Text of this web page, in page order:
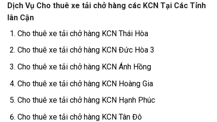
Dịch Vụ Cho thuê xe tải chở hàng các KCN Tại Các Tỉnh
lân Cận
Cho thuê xe tải chở hàng KCN Thái Hòa
Cho thuê xe tải chở hàng KCN Đức Hòa 3
Cho thuê xe tải chở hàng KCN Ánh Hồng
Cho thuê xe tải chở hàng KCN Hoàng Gia
Cho thuê xe tải chở hàng KCN Hạnh Phúc
Cho thuê xe tải chở hàng KCN Tân Đô